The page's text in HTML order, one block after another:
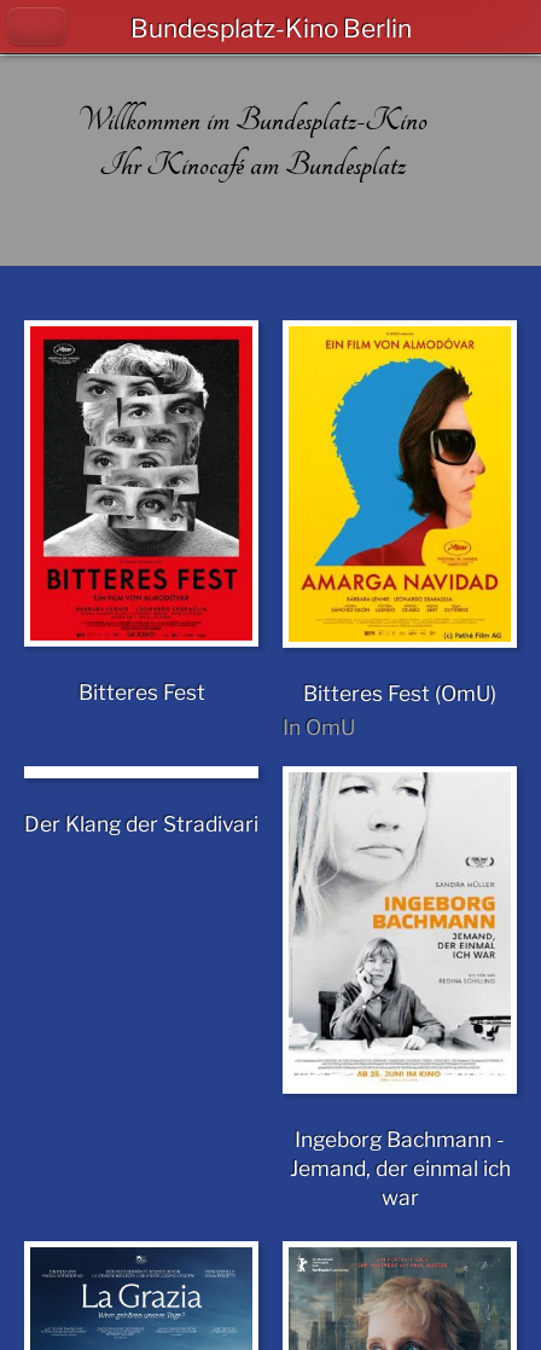
Willkommen im Bundesplatz-Kino
Ihr Kinocafé am Bundesplatz
Bitteres Fest
Bitteres Fest (OmU)
In OmU
Der Klang der Stradivari
Ingeborg Bachmann -
Jemand, der einmal ich
war
Bundesplatz-Kino Berlin